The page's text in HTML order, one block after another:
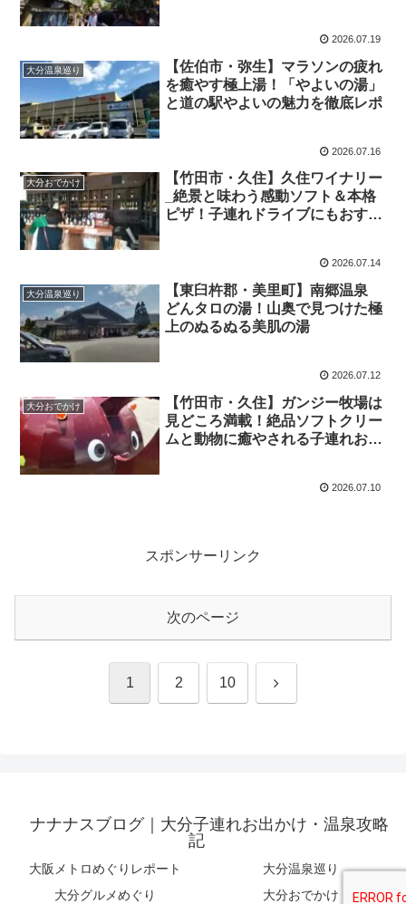
2026.07.19
大分温泉巡り
【佐伯市・弥生】マラソンの疲れ
を癒やす極上湯！「やよいの湯」
と道の駅やよいの魅力を徹底レポ
2026.07.16
大分おでかけ
【竹田市・久住】久住ワイナリー
_絶景と味わう感動ソフト＆本格
ピザ！子連れドライブにもおすす
2026.07.14
大分温泉巡り
【東臼杵郡・美里町】南郷温泉
どんタロの湯！山奥で見つけた極
上のぬるぬる美肌の湯
2026.07.12
大分おでかけ
【竹田市・久住】ガンジー牧場は
見どころ満載！絶品ソフトクリー
ムと動物に癒やされる子連れお出
2026.07.10
スポンサーリンク
次のページ
1 2 10 次
ナナナスブログ｜大分子連れお出かけ・温泉攻略
記
大阪メトロめぐりレポート
大分温泉巡り
大分グルメめぐり
大分おでかけ